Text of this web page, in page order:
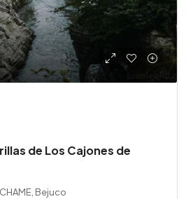
de Los Cajones de
Bejuco